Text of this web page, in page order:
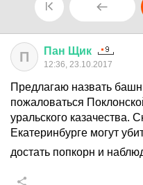
П Пан Щик
12:36, 23.10.2017
Предлагаю назвать
пожаловаться
уральского казачества.
Екатеринбурге могут
достать попкорн и